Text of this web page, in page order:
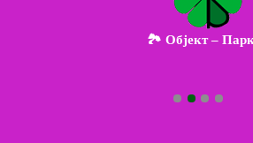
🏞️ Објект – Парк